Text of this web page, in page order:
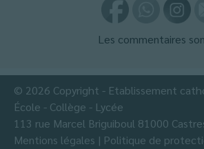
Les commentaires
© 2026 Copyright - Etablissement
École - Collège - Lycée
113 rue Marcel Briguiboul 81000
Mentions légales | Politique de